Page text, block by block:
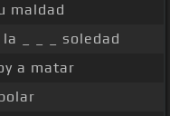
maldad
la _ _ _ soledad
a matar